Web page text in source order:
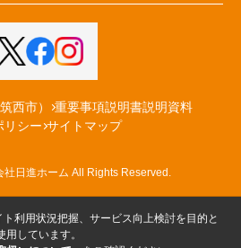
西市）
重要事項説明書説明資料
リシー サイトマップ
社日進ホーム All Rights Reserved.
利用状況把握、サービス向上検討を目的と
しています。